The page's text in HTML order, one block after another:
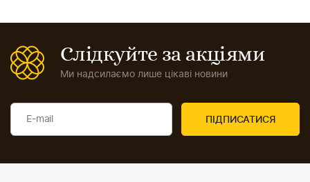
Слідкуйте за акціями
Ми надсилаємо лише цікаві новини